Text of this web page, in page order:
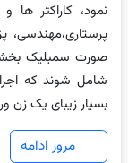
نمود، کاراکتر ها
صورت سمبلیک
شامل شوند که
بسیار زیبای یک زن
مرور ادامه